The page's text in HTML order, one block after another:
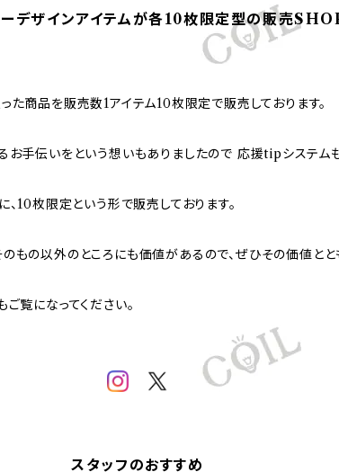
ーデザインアイテムが各10枚限定型の販売
商品を販売数1アイテム10枚限定で販売しております。
お手伝いをという想いもありましたので 応援tipシステム
、10枚限定という形で販売しております。
もの以外のところにも価値があるので、ぜひその価値と
覧になってください。
スタッフのおすすめ